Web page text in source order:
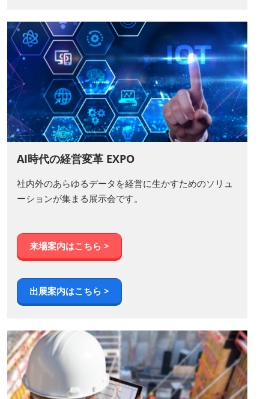
AI時代の経営変革 EXPO
社内外のあらゆるデータを経営に生かすためのソリュ
ーションが集まる展示会です。
来場案内はこちら >
出展案内はこちら >